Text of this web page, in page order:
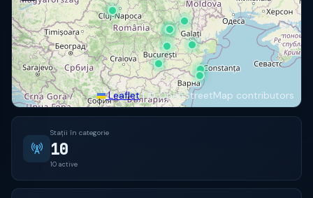
Leaflet |© OpenStreetMap contributors
Stații în categorie
10
10 active